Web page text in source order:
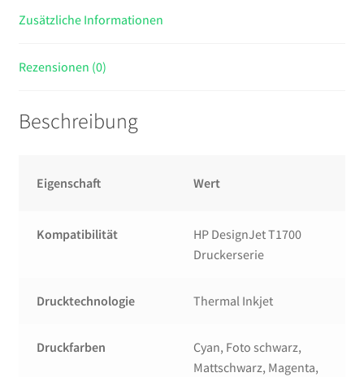
Zusätzliche Informationen
Rezensionen (0)
Beschreibung
Eigenschaft Wert
Kompatibilität
HP DesignJet T1700
Druckerserie
Drucktechnologie Thermal Inkjet
Druckfarben
Cyan, Foto schwarz,
Mattschwarz, Magenta,